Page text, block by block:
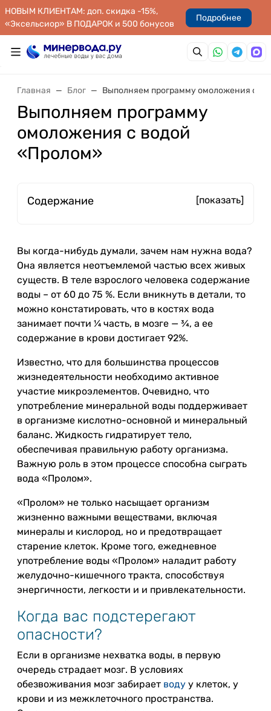
НОВЫМ КЛИЕНТАМ: доп. скидка -15%,
«Эксельсиор» В ПОДАРОК и 500 бонусов
Подробнее
Главная Блог Выполняем программу омоложения с
Выполняем программу
омоложения с водой
«Пролом»
Содержание [показать]
Вы когда-нибудь думали, зачем нам нужна вода?
Она является неотъемлемой частью всех живых
существ. В теле взрослого человека содержание
воды – от 60 до 75 %. Если вникнуть в детали, то
можно констатировать, что в костях вода
занимает почти ¼ часть, в мозге — ¾, а ее
содержание в крови достигает 92%.
Известно, что для большинства процессов
жизнедеятельности необходимо активное
участие микроэлементов. Очевидно, что
употребление минеральной воды поддерживает
в организме кислотно-основной и минеральный
баланс. Жидкость гидратирует тело,
обеспечивая правильную работу организма.
Важную роль в этом процессе способна сыграть
вода «Пролом».
«Пролом» не только насыщает организм
жизненно важными веществами, включая
минералы и кислород, но и предотвращает
старение клеток. Кроме того, ежедневное
употребление воды «Пролом» наладит работу
желудочно-кишечного тракта, способствуя
энергичности, легкости и и привлекательности.
Когда вас подстерегают
опасности?
Если в организме нехватка воды, в первую
очередь страдает мозг. В условиях
обезвоживания мозг забирает воду у клеток, у
крови и из межклеточного пространства.